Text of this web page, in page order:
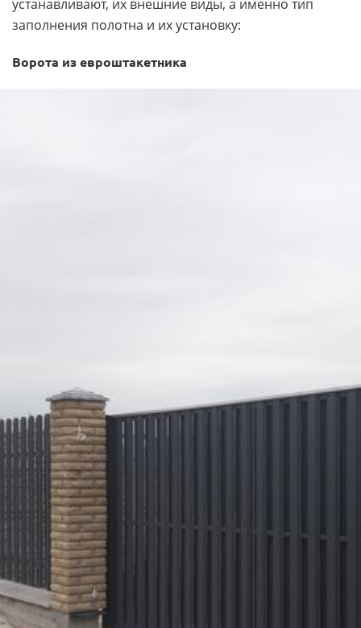
устанавливают, их внешние виды, а именно тип
заполнения полотна и их установку:
Ворота из евроштакетника